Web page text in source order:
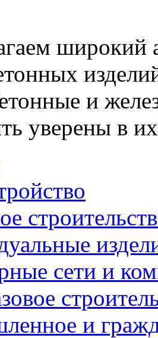
широкий
и
уверены в их
сети и
и